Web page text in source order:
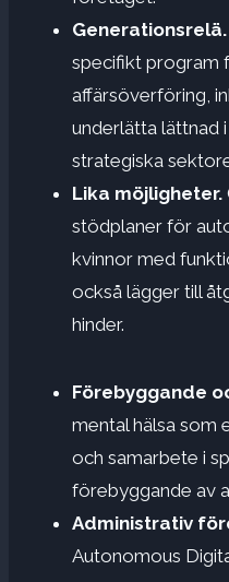
Generationsrelä.
specifikt program
affärsöverföring,
underlätta lättnad
strategiska
Lika möjligheter.
stödplaner för
kvinnor med
också lägger till
hinder.
Förebyggande
mental hälsa som
och samarbete i
förebyggande av
Administrativ
Autonomous